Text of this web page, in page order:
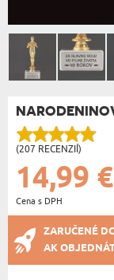
(207 RECENZIÍ)
14,99 €
Cena s DPH
ZARUČENÉ
AK